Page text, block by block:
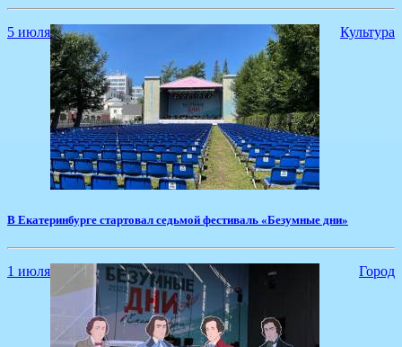
5 июля Культура
​В Екатеринбурге стартовал седьмой фестиваль «Безумные дни»
1 июля Город